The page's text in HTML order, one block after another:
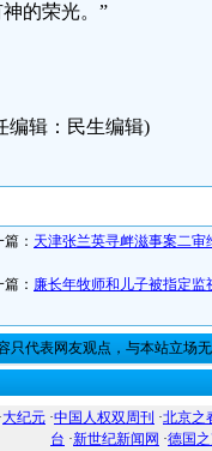
的荣光。”
编辑：民生编辑)
： 天津张兰英寻衅滋事案二审
： 廉长年牧师和儿子被指定监
只代表网友观点，与本站立场
·大纪元 ·中国人权双周刊 ·北京之
台 ·新世纪新闻网 ·德国